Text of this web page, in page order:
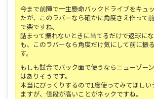
今まで前陣で一生懸命バックドライブをキュ
たが、このラバーなら確かに角度さえ作って
で楽ですね。
詰まって振れないときに当てるだけで返球に
も、このラバーなら角度だけ気にして前に振
す。
もしも試合でバック面で使うならニューゾー
はありそうです。
本当にびっくりするので1度使ってみてほしい
ますが、値段が高いことがネックですね。